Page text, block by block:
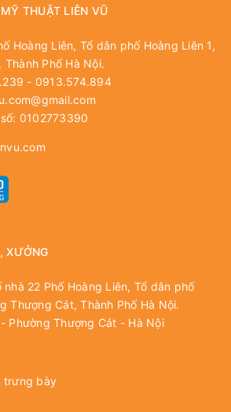
THUẬT LIÊN VŨ
Hoàng Liên, Tổ dân phố Hoàng Liên 1,
Phố Hà Nội.
- 0913.574.894
0102773390
XƯỞNG
22 Phố Hoàng Liên, Tổ dân phố
Thượng Cát, Thành Phố Hà Nội.
Phường Thượng Cát - Hà Nội
trưng bày